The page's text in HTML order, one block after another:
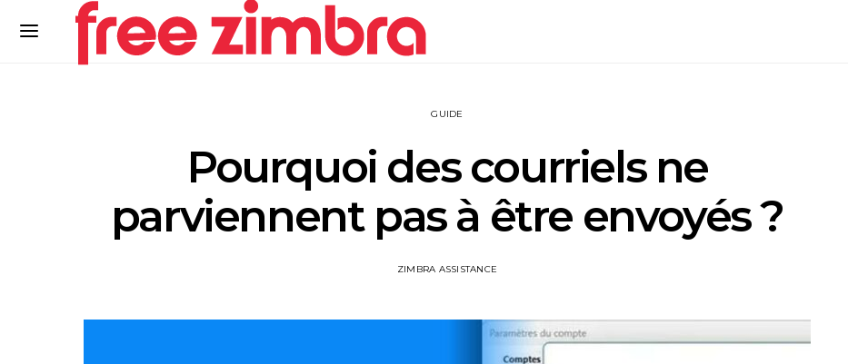
GUIDE
Pourquoi des courriels ne
parviennent pas à être envoyés ?
ZIMBRA ASSISTANCE